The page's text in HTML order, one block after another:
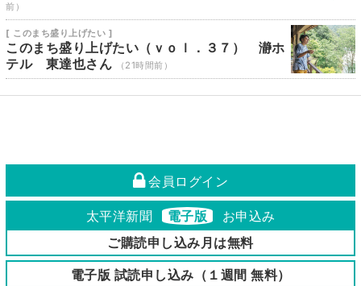
前）
[ このまち盛り上げたい ]
このまち盛り上げたい（ｖｏｌ．３７） 瀞ホ
テル 東達也さん
（21時間前）
会員ログイン
太平洋新聞 電子版
お申込み
ご購読申し込み月は無料
電子版 試読申し込み（１週間 無料）